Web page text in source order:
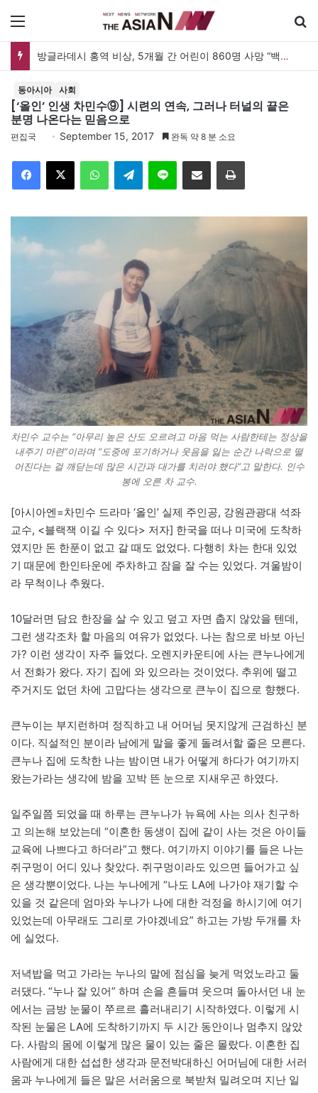
방글라데시 홍역 비상, 5개월 간 어린이 860명 사망 “백신 조달 시스템 변경이 화근”
동아시아 사회
[‘올인’ 인생 차민수⑨] 시련의 연속, 그러나 터널의 끝은
분명 나온다는 믿음으로
편집국 September 15, 2017 완독 약 8 분 소요
Telegram 이메일
차민수 교수는 “아무리 높은 산도 오르려고 마음 먹는 사람한테는 정상을
내주기 마련”이라며 “도중에 포기하거나 웃음을 잃는 순간 나락으로 떨
어진다는 걸 깨닫는데 많은 시간과 대가를 치러야 했다”고 말한다. 인수
봉에 오른 차 교수.
[아시아엔=차민수 드라마 ‘올인’ 실제 주인공, 강원관광대 석좌
교수, <블랙잭 이길 수 있다> 저자] 한국을 떠나 미국에 도착하
였지만 돈 한푼이 없고 갈 때도 없었다. 다행히 차는 한대 있었
기 때문에 한인타운에 주차하고 잠을 잘 수는 있었다. 겨울밤이
라 무척이나 추웠다.
10달러면 담요 한장을 살 수 있고 덮고 자면 춥지 않았을 텐데,
그런 생각조차 할 마음의 여유가 없었다. 나는 참으로 바보 아닌
가? 이런 생각이 자주 들었다. 오렌지카운티에 사는 큰누나에게
서 전화가 왔다. 자기 집에 와 있으라는 것이었다. 추위에 떨고
주거지도 없던 차에 고맙다는 생각으로 큰누이 집으로 향했다.
큰누이는 부지런하며 정직하고 내 어머님 못지않게 근검하신 분
이다. 직설적인 분이라 남에게 말을 좋게 돌려서할 줄은 모른다.
큰누나 집에 도착한 나는 밤이면 내가 어떻게 하다가 여기까지
왔는가라는 생각에 밤을 꼬박 뜬 눈으로 지새우곤 하였다.
일주일쯤 되었을 때 하루는 큰누나가 뉴욕에 사는 의사 친구하
고 의논해 보았는데 “이혼한 동생이 집에 같이 사는 것은 아이들
교육에 나쁘다고 하더라”고 했다. 여기까지 이야기를 들은 나는
쥐구멍이 어디 있나 찾았다. 쥐구멍이라도 있으면 들어가고 싶
은 생각뿐이었다. 나는 누나에게 “나도 LA에 나가야 재기할 수
있을 것 같은데 엄마와 누나가 나에 대한 걱정을 하시기에 여기
있었는데 아무래도 그리로 가야겠네요” 하고는 가방 두개를 차
에 실었다.
저녁밥을 먹고 가라는 누나의 말에 점심을 늦게 먹었노라고 둘
러댔다. “누나 잘 있어” 하며 손을 흔들며 웃으며 돌아서던 내 눈
에서는 금방 눈물이 쭈르르 흘러내리기 시작하였다. 이렇게 시
작된 눈물은 LA에 도착하기까지 두 시간 동안이나 멈추지 않았
다. 사람의 몸에 이렇게 많은 물이 있는 줄은 몰랐다. 이혼한 집
사람에게 대한 섭섭한 생각과 문전박대하신 어머님에 대한 서러
움과 누나에게 들은 말은 서러움으로 북받쳐 밀려오며 지난 일